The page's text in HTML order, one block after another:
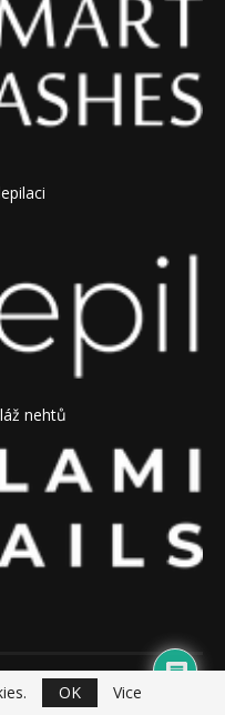
OK Vice
nehtů